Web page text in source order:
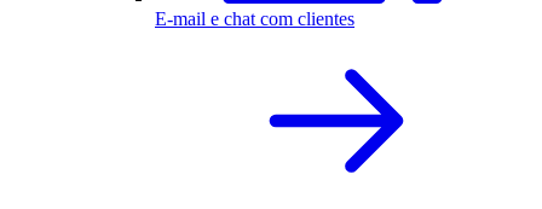
E-mail e chat com clientes